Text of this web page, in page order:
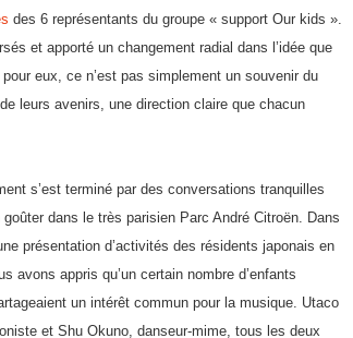
des 6 représentants du groupe « support Our kids ».
et apporté un changement radial dans l’idée que
eux, ce n’est pas simplement un souvenir du
leurs avenirs, une direction claire que chacun
s’est terminé par des conversations tranquilles
goûter dans le très parisien Parc André Citroën. Dans
présentation d’activités des résidents japonais en
avons appris qu’un certain nombre d’enfants
un intérêt commun pour la musique. Utaco
et Shu Okuno, danseur-mime, tous les deux